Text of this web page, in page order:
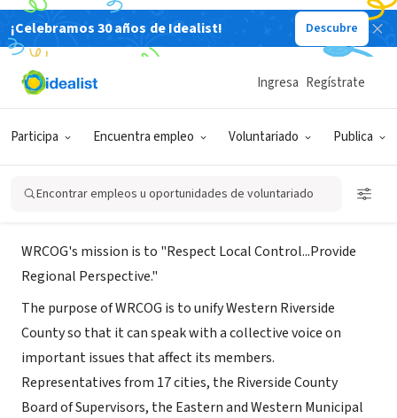
¡Celebramos 30 años de Idealist! Descubre
Participa Encuentra empleo Voluntariado Publica
Ingresa Regístrate
Encontrar empleos u oportunidades de voluntariado
GOBIERNO
Western Riverside Council of
Governments
Riverside, CA |www.wrcog.us/
Acerca de
WRCOG's mission is to "Respect Local Control...Provide
Regional Perspective."
The purpose of WRCOG is to unify Western Riverside
County so that it can speak with a collective voice on
important issues that affect its members.
Representatives from 17 cities, the Riverside County
Board of Supervisors, the Eastern and Western Municipal